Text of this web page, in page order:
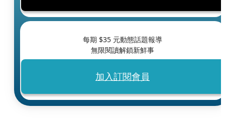
每期 $35 元動態話題報導
無限閱讀解鎖新鮮事
加入訂閱會員